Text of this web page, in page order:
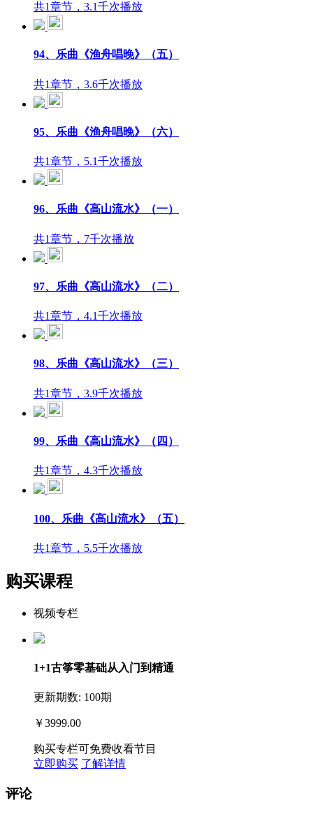
共1章节，3.1千次播放
94、乐曲《渔舟唱晚》（五）
共1章节，3.6千次播放
95、乐曲《渔舟唱晚》（六）
共1章节，5.1千次播放
96、乐曲《高山流水》（一）
共1章节，7千次播放
97、乐曲《高山流水》（二）
共1章节，4.1千次播放
98、乐曲《高山流水》（三）
共1章节，3.9千次播放
99、乐曲《高山流水》（四）
共1章节，4.3千次播放
100、乐曲《高山流水》（五）
共1章节，5.5千次播放
购买课程
视频专栏
1+1古筝零基础从入门到精通
更新期数: 100期
￥3999.00
购买专栏可免费收看节目
立即购买 了解详情
评论